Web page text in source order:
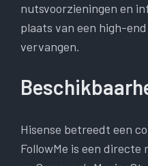
nutsvoorzieningen en
plaats van een high-
vervangen.
Hisense betreedt een
FollowMe is een directe